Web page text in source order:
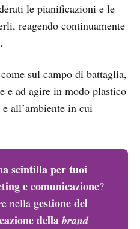
le pianificazioni e le
reagendo continuamente
sul campo di battaglia,
e ad agire in modo plastico
all’ambiente in cui
scintilla per tuoi
e comunicazione?
nellagestione del
della brand